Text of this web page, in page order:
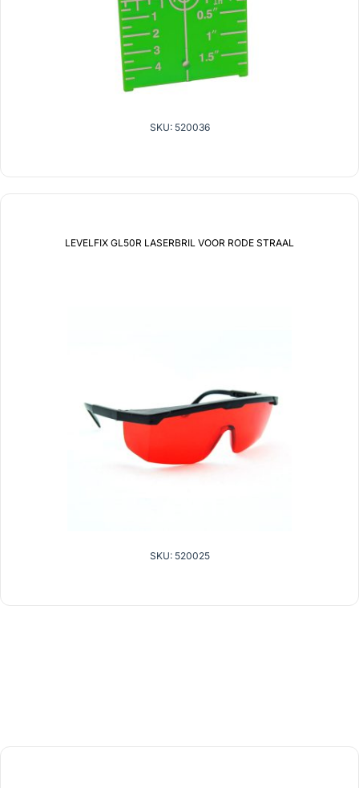
SKU: 520036
LEVELFIX GL50R LASERBRIL VOOR RODE STRAAL
SKU: 520025